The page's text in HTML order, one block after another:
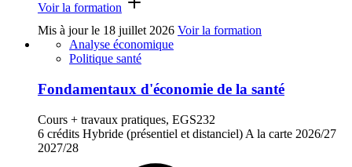
Voir la formation
Mis à jour le 18 juillet 2026 Voir la formation
Analyse économique
Politique santé
Fondamentaux d'économie de la santé
Cours + travaux pratiques, EGS232
6 crédits Hybride (présentiel et distanciel) A la carte 2026/27
2027/28